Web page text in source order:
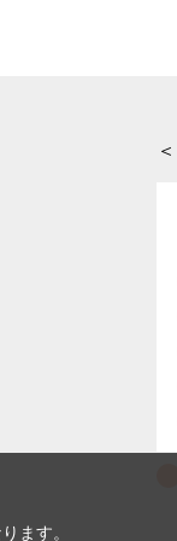
＜
ます。